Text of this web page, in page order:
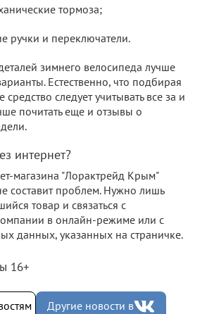
тормоза;
ручки и переключатели.
зимнего велосипеда лучше
Естественно, что подбирая
средство следует учитывать все за и
почитать еще и отзывы о
интернет?
магазина "Лорактрейд Крым"
составит проблем. Нужно лишь
товар и связаться с
в онлайн-режиме или с
данных, указанных на страничке.
16+
Другие новости в